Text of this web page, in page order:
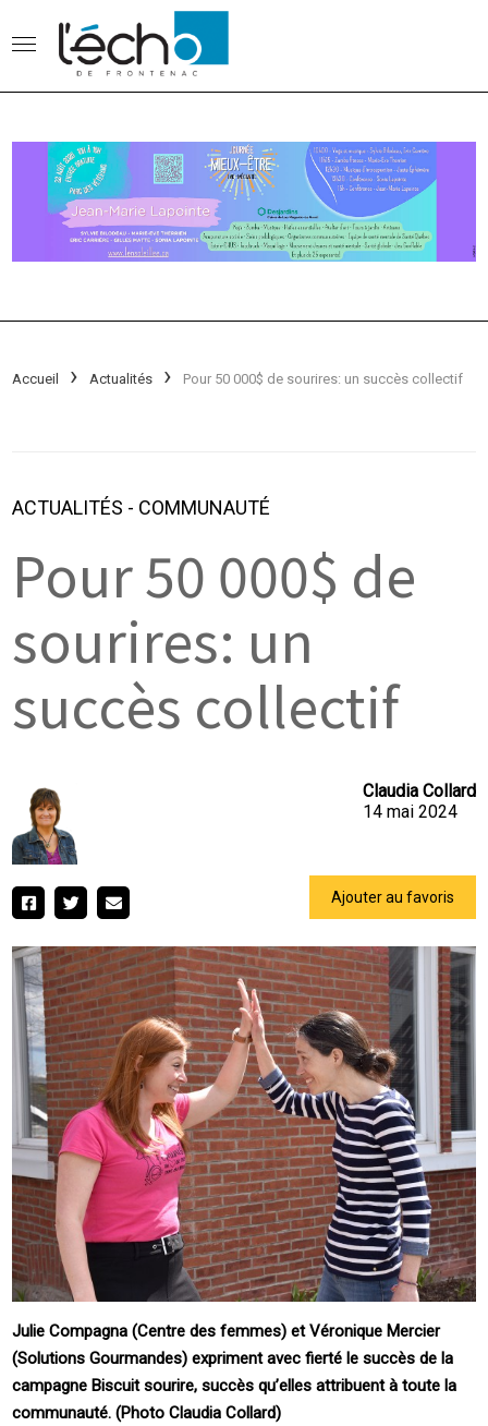
Accueil Actualités Pour 50 000$ de sourires: un succès collectif
ACTUALITÉS - COMMUNAUTÉ
Pour 50 000$ de
sourires: un
succès collectif
Claudia Collard
14 mai 2024
Ajouter au favoris
Julie Compagna (Centre des femmes) et Véronique Mercier
(Solutions Gourmandes) expriment avec fierté le succès de la
campagne Biscuit sourire, succès qu’elles attribuent à toute la
communauté. (Photo Claudia Collard)